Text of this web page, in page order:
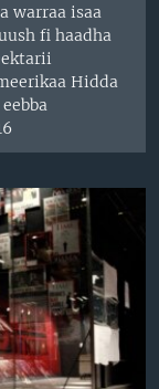
warraa isaa
fi haadha
Hidda